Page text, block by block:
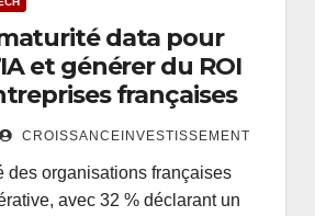
data pour
et générer du ROI
françaises
CROISSANCEINVESTISSEMENT
des organisations françaises
avec 32 % déclarant un